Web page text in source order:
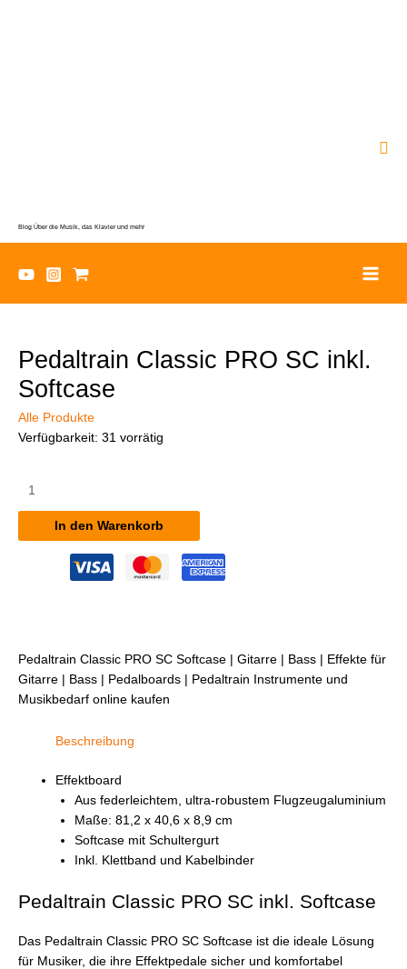
Blog Über die Musik, das Klavier und mehr
Pedaltrain Classic PRO SC inkl.
Softcase
Alle Produkte
Verfügbarkeit: 31 vorrätig
Classic
SC
In den Warenkorb
Pedaltrain Classic PRO SC Softcase | Gitarre | Bass | Effekte für
Gitarre | Bass | Pedalboards | Pedaltrain Instrumente und
Musikbedarf online kaufen
Beschreibung
Effektboard
Aus federleichtem, ultra-robustem Flugzeugaluminium
Maße: 81,2 x 40,6 x 8,9 cm
Softcase mit Schultergurt
Inkl. Klettband und Kabelbinder
Pedaltrain Classic PRO SC inkl. Softcase
Das Pedaltrain Classic PRO SC Softcase ist die ideale Lösung
für Musiker, die ihre Effektpedale sicher und komfortabel